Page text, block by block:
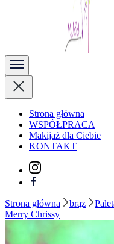
Kobieta
Strona główna
WSPÓŁPRACA
Makijaż dla Ciebie
KONTAKT
Strona główna brąz
Merry Chrissy